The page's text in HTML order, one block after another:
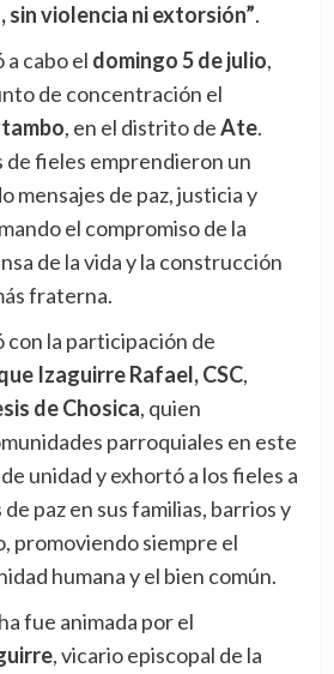
sin violencia ni extorsión”.
a cabo el domingo 5 de julio,
de concentración el
, en el distrito deAte.
de fieles emprendieron un
mensajes de paz, justicia y
el compromiso de la
de la vida y la construcción
fraterna.
con la participación de
Izaguirre Rafael, CSC,
de Chosica, quien
parroquiales en este
unidad y exhortó a los fieles a
paz en sus familias, barrios y
promoviendo siempre el
humana y el bien común.
fue animada por el
, vicario episcopal de la